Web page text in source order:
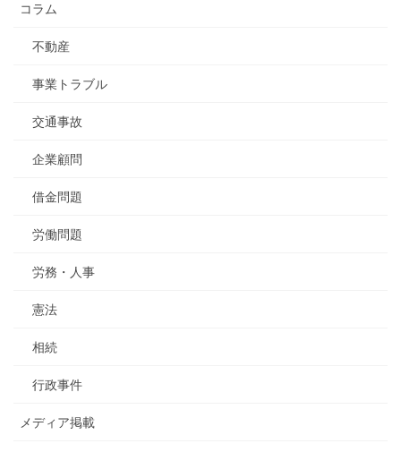
コラム
不動産
事業トラブル
交通事故
企業顧問
借金問題
労働問題
労務・人事
憲法
相続
行政事件
メディア掲載